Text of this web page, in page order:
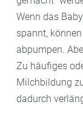
Wenn das
spannt,
abpumpen.
Zu häufiges
Milchbildung
dadurch